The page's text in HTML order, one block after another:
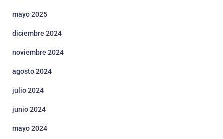
mayo 2025
diciembre 2024
noviembre 2024
agosto 2024
julio 2024
junio 2024
mayo 2024